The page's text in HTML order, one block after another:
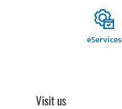
eServices
Visit us